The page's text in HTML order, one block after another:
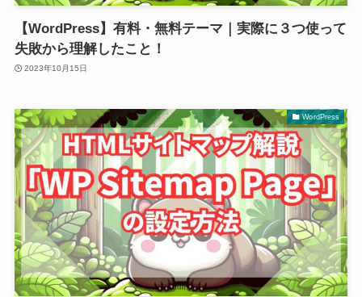
【WordPress】有料・無料テーマ｜実際に３つ使って
失敗から理解したこと！
2023年10月15日
WordPress